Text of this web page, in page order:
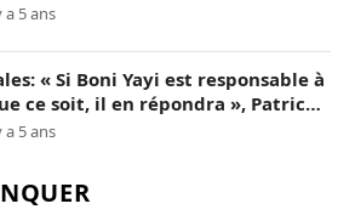
a 5 ans
« Si Boni Yayi est responsable à
ce soit, il en répondra », Patrice
a 5 ans